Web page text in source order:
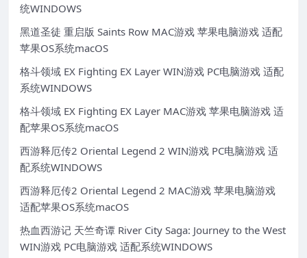
统WINDOWS
黑道圣徒 重启版 Saints Row MAC游戏 苹果电脑游戏 适配
苹果OS系统macOS
格斗领域 EX Fighting EX Layer WIN游戏 PC电脑游戏 适配
系统WINDOWS
格斗领域 EX Fighting EX Layer MAC游戏 苹果电脑游戏 适
配苹果OS系统macOS
西游释厄传2 Oriental Legend 2 WIN游戏 PC电脑游戏 适
配系统WINDOWS
西游释厄传2 Oriental Legend 2 MAC游戏 苹果电脑游戏
适配苹果OS系统macOS
热血西游记 天竺奇谭 River City Saga: Journey to the West
WIN游戏 PC电脑游戏 适配系统WINDOWS